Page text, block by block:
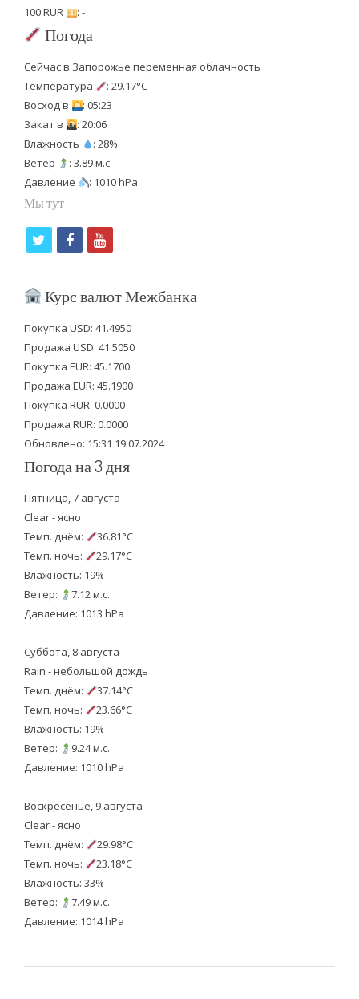
100 RUR
: -
Погода
Сейчас в Запорожье переменная облачность
Температура
: 29.17°C
Восход в
: 05:23
Закат в
: 20:06
Влажность
: 28%
Ветер
: 3.89 м.с.
Давление
: 1010 hPa
Мы тут
i
t
e
r
f
c
b
o
o
k
y
u
u
b
e
Курс валют Межбанка
Покупка USD: 41.4950
Продажа USD: 41.5050
Покупка EUR: 45.1700
Продажа EUR: 45.1900
Покупка RUR: 0.0000
Продажа RUR: 0.0000
Обновлено: 15:31 19.07.2024
Погода на 3 дня
Пятница, 7 августа
Clear - ясно
Темп. днём:
36.81°C
Темп. ночь:
29.17°C
Влажность: 19%
Ветер:
7.12 м.с.
Давление: 1013 hPa
Суббота, 8 августа
Rain - небольшой дождь
Темп. днём:
37.14°C
Темп. ночь:
23.66°C
Влажность: 19%
Ветер:
9.24 м.с.
Давление: 1010 hPa
Воскресенье, 9 августа
Clear - ясно
Темп. днём:
29.98°C
Темп. ночь:
23.18°C
Влажность: 33%
Ветер:
7.49 м.с.
Давление: 1014 hPa